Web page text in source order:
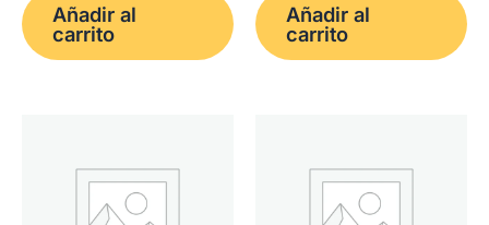
Añadir al
carrito
Añadir al
carrito